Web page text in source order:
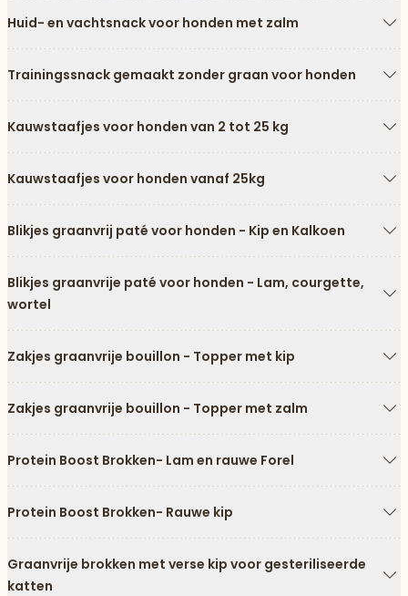
Huid- en vachtsnack voor honden met zalm
Trainingssnack gemaakt zonder graan voor honden
Kauwstaafjes voor honden van 2 tot 25 kg
Kauwstaafjes voor honden vanaf 25kg
Blikjes graanvrij paté voor honden - Kip en Kalkoen
Blikjes graanvrije paté voor honden - Lam, courgette,
wortel
Zakjes graanvrije bouillon - Topper met kip
Zakjes graanvrije bouillon - Topper met zalm
Protein Boost Brokken- Lam en rauwe Forel
Protein Boost Brokken- Rauwe kip
Graanvrije brokken met verse kip voor gesteriliseerde
katten